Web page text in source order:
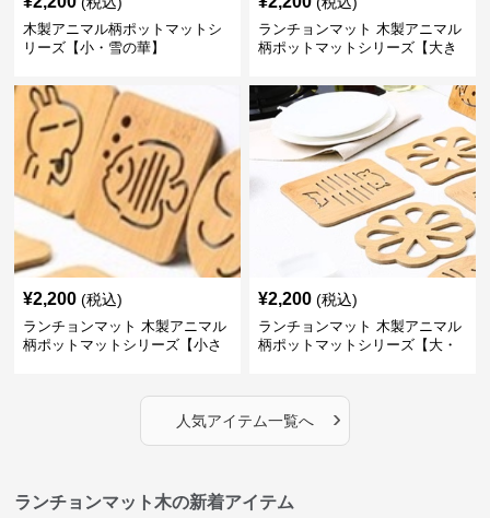
木製アニマル柄ポットマットシ
リーズ【小・雪の華】
ランチョンマット 木製アニマル
柄ポットマットシリーズ【大き
¥2,200 (税込)
ランチョンマット 木製アニマル
柄ポットマットシリーズ【小さ
¥2,200 (税込)
ランチョンマット 木製アニマル
柄ポットマットシリーズ【大・
人気アイテム一覧へ ›
ランチョンマット木の新着アイテム